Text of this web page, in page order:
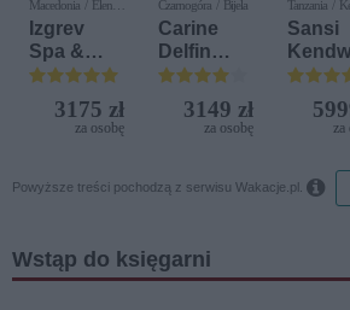
Macedonia / Elen
Kamen
Izgrev
Spa &
Aquapark
3175 zł
za osobę
Czarnogóra / Bijela
Carine
Delfin
Bijela (ex.
Iberostar
Bijela
3149 zł
za osobę
Tanzania /
Sansi
Beach
Resort
za
Powyższe treści pochodzą z serwisu Wakacje.pl. 
Wstąp do księgarni